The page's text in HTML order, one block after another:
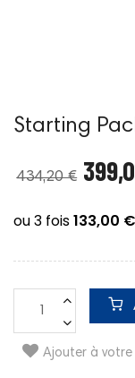
Starting
434,20 €
Ajouter à votre